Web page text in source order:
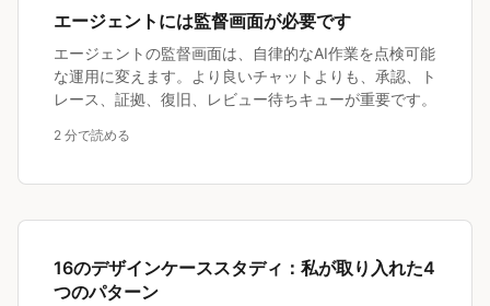
エージェントには監督画面が必要です
エージェントの監督画面は、自律的なAI作業を点検可能
な運用に変えます。より良いチャットよりも、承認、ト
レース、証拠、復旧、レビュー待ちキューが重要です。
2 分で読める
16のデザインケーススタディ：私が取り入れた4
つのパターン